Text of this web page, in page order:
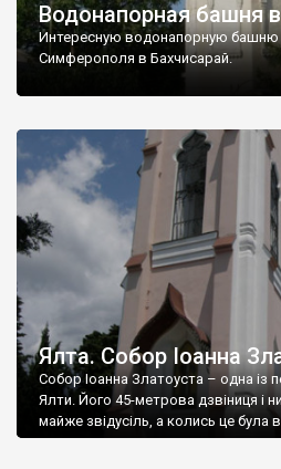
Водонапорная башня
Интересную водонапорную башню
Симферополя в Бахчисарай.
Ялта. Собор Іоанна
Собор Іоанна Златоуста – одна із
Ялти. Його 45-метрова дзвіниця і
майже звідусіль, а колись це була